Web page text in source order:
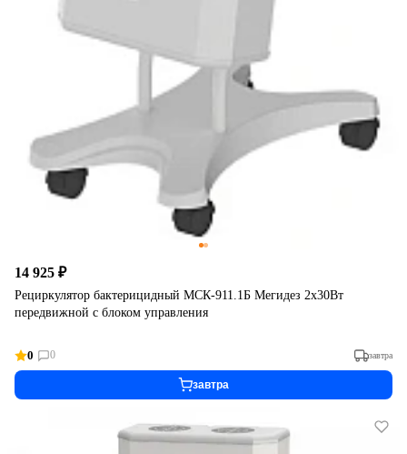
14 925 ₽
Рециркулятор бактерицидный МСК-911.1Б Мегидез 2х30Вт
передвижной с блоком управления
0 0 завтра
завтра